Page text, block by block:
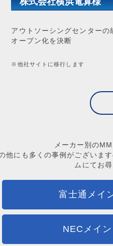
アウトソーシングセンター
オープン化を決断
※他社サイトに移行します
メーカー別の
他にも多くの事例がございま
ムにてお
富士通メイ
NECメイ